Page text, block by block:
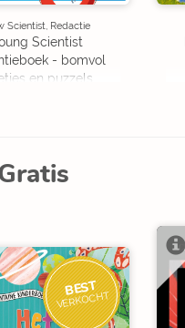
Scientist, Redactie
Scientist
- bomvol
en puzzels
BEST
VERKOCHT